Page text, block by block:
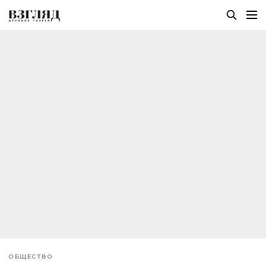
ОБЩЕСТВО